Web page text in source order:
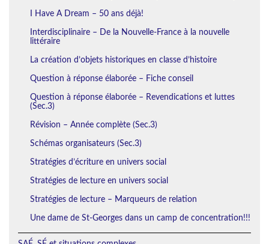
I Have A Dream – 50 ans déjà!
Interdisciplinaire – De la Nouvelle-France à la nouvelle
littéraire
La création d’objets historiques en classe d’histoire
Question à réponse élaborée – Fiche conseil
Question à réponse élaborée – Revendications et luttes
(Sec.3)
Révision – Année complète (Sec.3)
Schémas organisateurs (Sec.3)
Stratégies d’écriture en univers social
Stratégies de lecture en univers social
Stratégies de lecture – Marqueurs de relation
Une dame de St-Georges dans un camp de concentration!!!